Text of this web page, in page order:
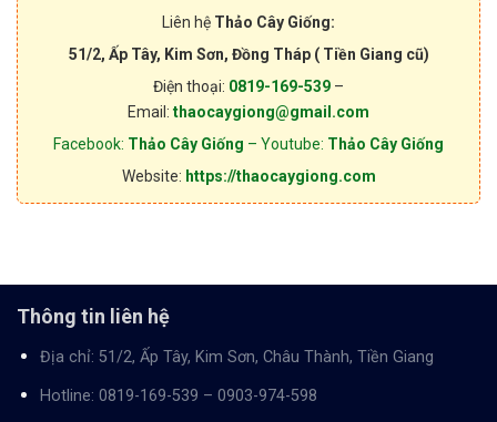
Liên hệ Thảo Cây Giống:
51/2, Ấp Tây, Kim Sơn, Đồng Tháp ( Tiền Giang cũ)
Điện thoại: 0819-169-539 –
Email: thaocaygiong@gmail.com
Facebook: Thảo Cây Giống – Youtube: Thảo Cây Giống
Website: https://thaocaygiong.com
Thông tin liên hệ
Địa chỉ: 51/2, Ấp Tây, Kim Sơn, Châu Thành, Tiền Giang
Hotline: 0819-169-539 – 0903-974-598